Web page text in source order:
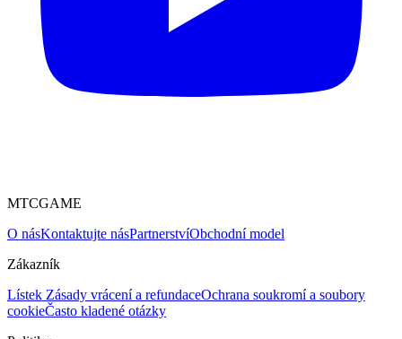
MTCGAME
O násKontaktujte násPartnerstvíObchodní model
Zákazník
Lístek Zásady vrácení a refundaceOchrana soukromí a soubory
cookieČasto kladené otázky